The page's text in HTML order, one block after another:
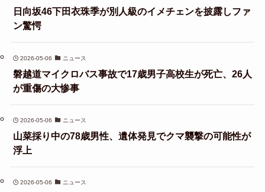
日向坂46下田衣珠季が別人級のイメチェンを披露しファ
ン驚愕
2026-05-06 ニュース
磐越道マイクロバス事故で17歳男子高校生が死亡、26人
が重傷の大惨事
2026-05-06 ニュース
山菜採り中の78歳男性、遺体発見でクマ襲撃の可能性が
浮上
2026-05-06 ニュース